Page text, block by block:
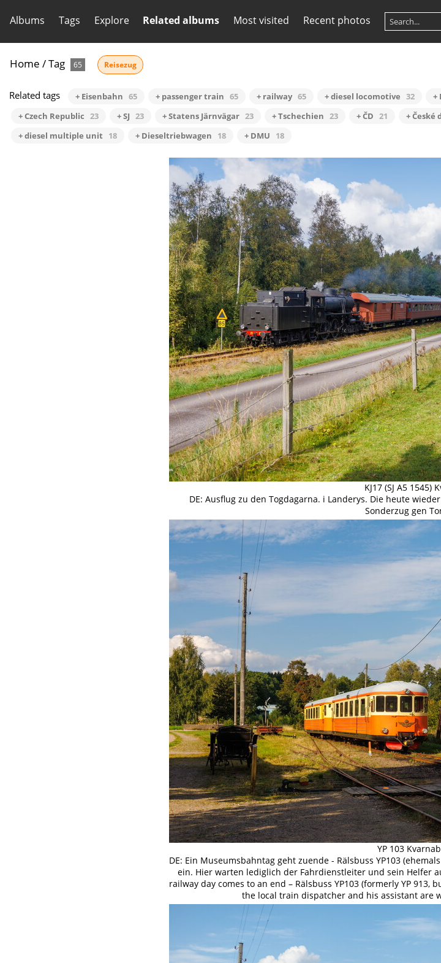
Albums Tags Explore Related albums Most visited Recent photos
Home /Tag 65 Reisezug
Related tags + Eisenbahn 65 + passenger train 65 + railway 65 + diesel locomotive 32 +
+ Czech Republic 23 + SJ 23 + Statens Järnvägar 23 + Tschechien 23 + ČD 21 + České
+ diesel multiple unit
18 + Dieseltriebwagen 18 + DMU 18
KJ17 (SJ A5 1545)
DE: Ausflug zu den Togdagarna. i Landerys. Die heute
Sonderzug gen
YP 103
DE: Ein Museumsbahntag geht zuende - Rälsbuss YP103
ein. Hier warten lediglich der Fahrdienstleiter und sein Helfer
railway day comes to an end – Rälsbuss YP103 (formerly YP
the local train dispatcher and his assistant are